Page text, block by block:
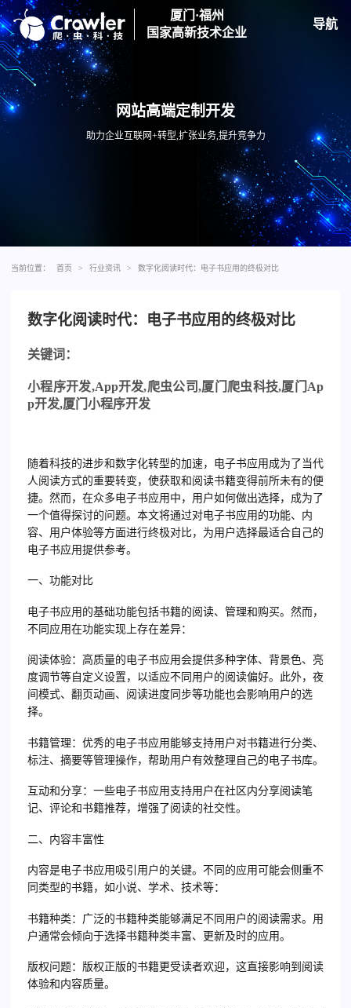
厦门·福州
国家高新技术企业
导航
网站高端定制开发
助力企业互联网+转型,扩张业务,提升竞争力
当前位置： 首页 > 行业资讯 > 数字化阅读时代：电子书应用的终极对比
数字化阅读时代：电子书应用的终极对比
关键词：
小程序开发,App开发,爬虫公司,厦门爬虫科技,厦门 Ap
p开发,厦门小程序开发
随着科技的进步和数字化转型的加速，电子书应用成为了当代
人阅读方式的重要转变，使获取和阅读书籍变得前所未有的便
捷。然而，在众多电子书应用中，用户如何做出选择，成为了
一个值得探讨的问题。本文将通过对电子书应用的功能、内
容、用户体验等方面进行终极对比，为用户选择最适合自己的
电子书应用提供参考。
一、功能对比
电子书应用的基础功能包括书籍的阅读、管理和购买。然而，
不同应用在功能实现上存在差异：
阅读体验：高质量的电子书应用会提供多种字体、背景色、亮
度调节等自定义设置，以适应不同用户的阅读偏好。此外，夜
间模式、翻页动画、阅读进度同步等功能也会影响用户的选
择。
书籍管理：优秀的电子书应用能够支持用户对书籍进行分类、
标注、摘要等管理操作，帮助用户有效整理自己的电子书库。
互动和分享：一些电子书应用支持用户在社区内分享阅读笔
记、评论和书籍推荐，增强了阅读的社交性。
二、内容丰富性
内容是电子书应用吸引用户的关键。不同的应用可能会侧重不
同类型的书籍，如小说、学术、技术等：
书籍种类：广泛的书籍种类能够满足不同用户的阅读需求。用
户通常会倾向于选择书籍种类丰富、更新及时的应用。
版权问题：版权正版的书籍更受读者欢迎，这直接影响到阅读
体验和内容质量。